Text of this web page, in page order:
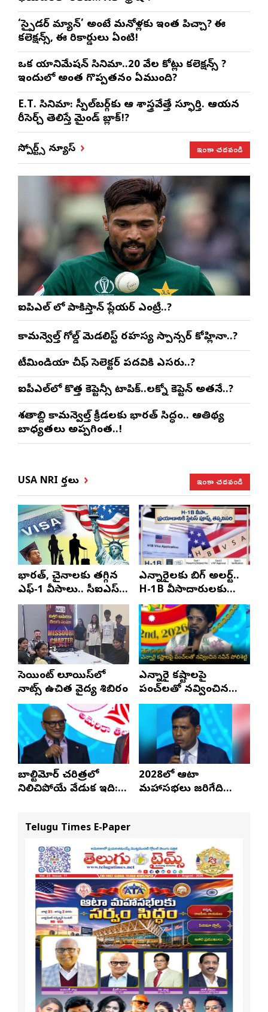
‘స్పైడర్ మ్యాన్’ అంటే మనోళ్లకు ఇంత పిచ్చా? ఈ
కలెక్షన్స్, ఈ రికార్డులు ఏంటి!
ఒక యానిమేషన్ సినిమా..20 వేల కోట్లు కలెక్షన్స్ ?
ఇందులో అంత గొప్పతనం ఏముంది?
E.T. సినిమా: స్పీల్‌బర్గ్‌కు ఆ శాస్త్రవేత్తే స్ఫూర్తి. ఆయన
రీసెర్చ్ తెలిస్తే మైండ్ బ్లాక్!?
స్పోర్ట్స్ న్యూస్ ఇంకా చదవండి
ఐపిఎల్ లో పాకిస్తాన్ ప్లేయర్ ఎంట్రీ..?
కామన్వెల్త్ గోల్డ్ మెడలిస్ట్ రహస్య స్పాన్సర్ కోహ్లినా..?
టీమిండియా చీఫ్ సెలెక్టర్ పదవికి ఎసరు..?
ఐపీఎల్‌లో కొత్త కెప్టెన్సీ టాపిక్..లక్నో కెప్టెన్ అతనే..?
శతాబ్ది కామన్వెల్త్ క్రీడలకు భారత్ సిద్ధం.. ఆతిథ్య
బాధ్యతలు అప్పగింత..!
USA NRI వార్తలు ఇంకా చదవండి
భారత్, చైనాలకు తగ్గిన
ఎఫ్-1 వీసాలు.. సీఐఎస్
నివేదిక..!
ఎన్నారైలకు బిగ్ అలర్ట్..
H-1B వీసాదారులకు
ప్రయాణ సమయంలో
స్టేటస్ ప్రూఫ్స్ తప్పనిసరి..!
సెయింట్ లూయిస్‌లో
నాట్స్ ఉచిత వైద్య శిబిరం
ఎన్నారై కష్టాలపై
పంచ్‌లతో నవ్వించిన
నవీన్ పోలిశెట్టి
బాల్టిమోర్ చరిత్రలో
నిలిచిపోయే వేడుక ఇది:
2028లో ఆటా
మహాసభలు జరిగేది
Telugu Times E-Paper